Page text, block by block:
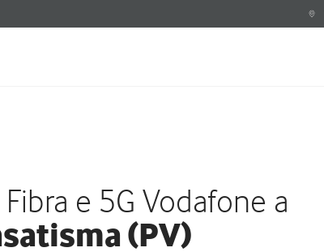
e 5G Vodafone a
(PV)